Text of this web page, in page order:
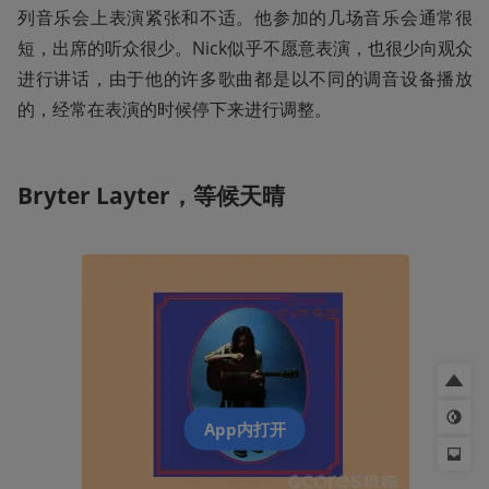
列音乐会上表演紧张和不适。他参加的几场音乐会通常很
短，出席的听众很少。Nick似乎不愿意表演，也很少向观众
进行讲话，由于他的许多歌曲都是以不同的调音设备播放
的，经常在表演的时候停下来进行调整。
Bryter Layter， 等候天晴
App内打开